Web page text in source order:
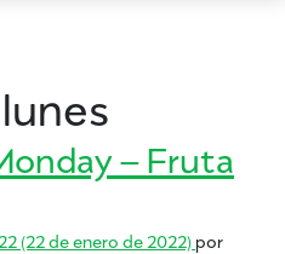
– Fruta
(22 de enero de 2022)por